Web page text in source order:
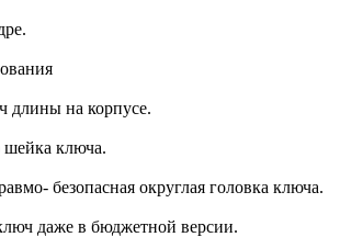
длины на корпусе.
ключа.
безопасная округлая головка ключа.
даже в бюджетной версии.